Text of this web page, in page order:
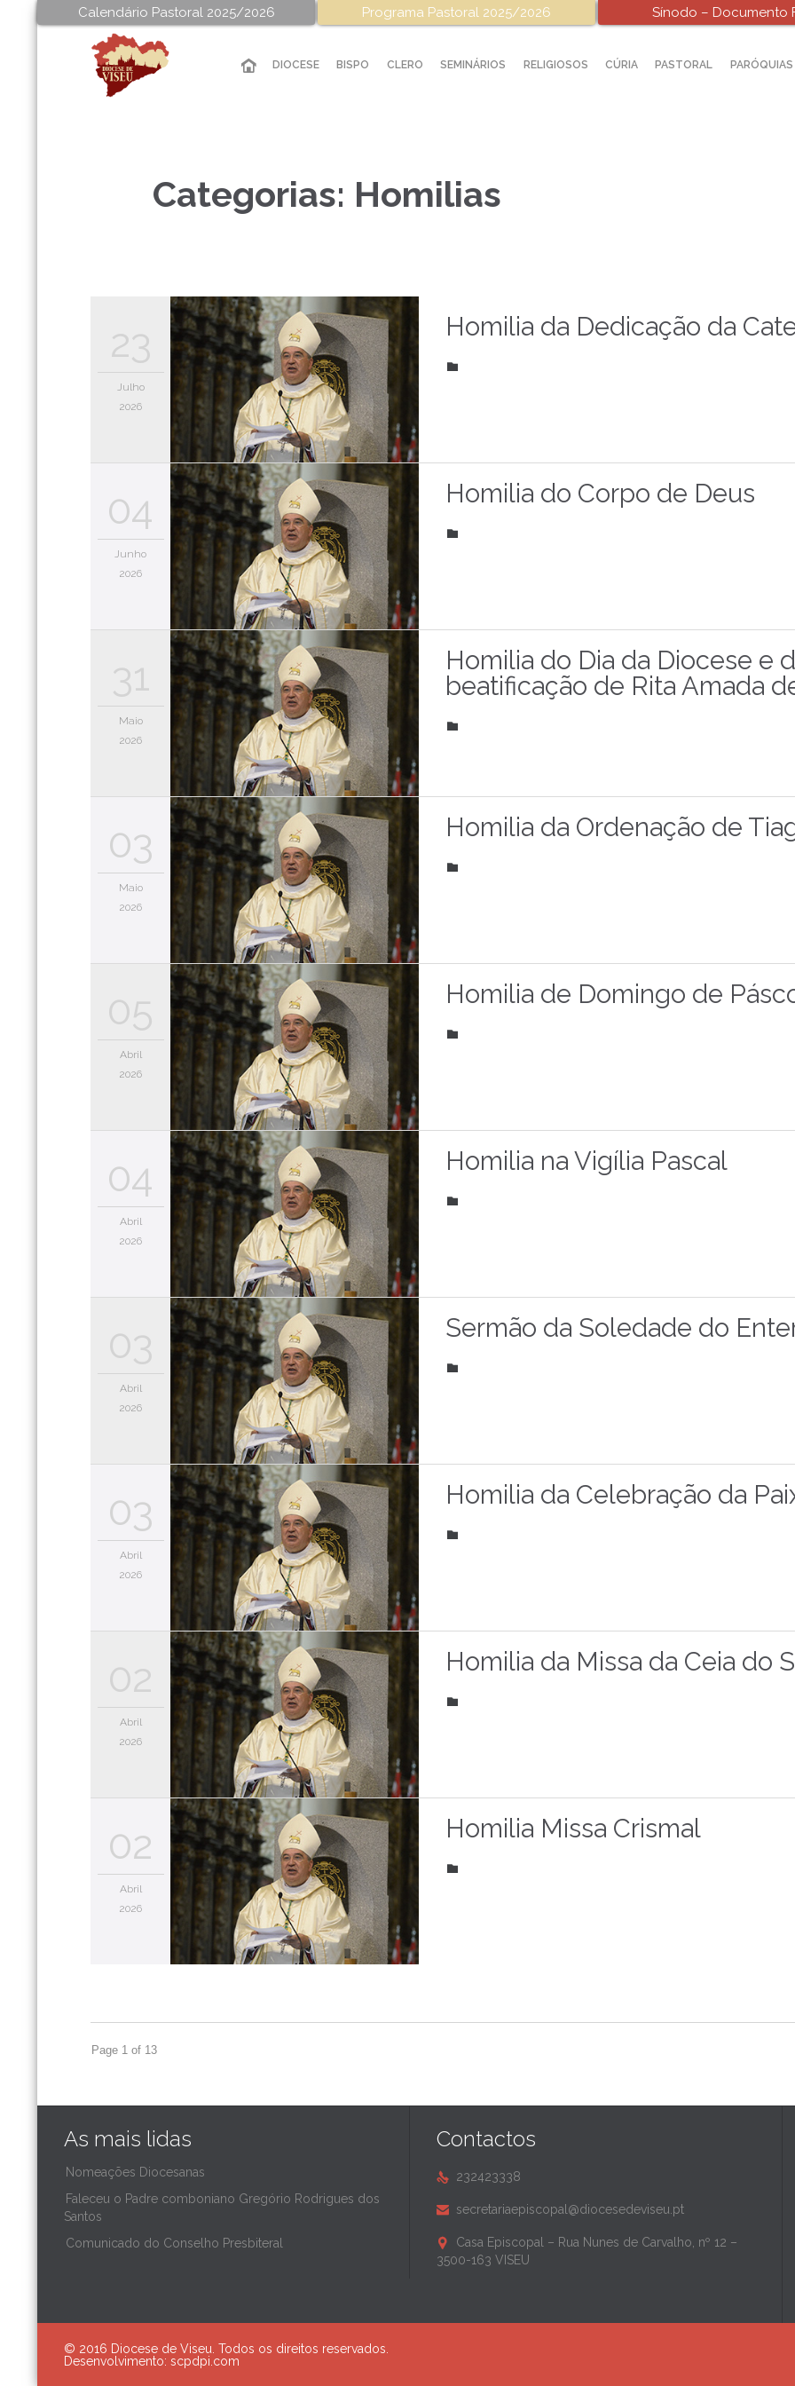
Calendário Pastoral 2025/2026 Programa Pastoral 2025/2026 Sínodo – Documento
DIOCESE BISPO CLERO SEMINÁRIOS RELIGIOSOS CÚRIA PASTORAL PARÓQUIAS
Categorias: Homilias
23
Julho
2026
Homilia da Dedicação da

04
Junho
2026
Homilia do Corpo de Deus

31
Maio
2026
Homilia do Dia da Diocese e
beatificação de Rita Amada

03
Maio
2026
Homilia da Ordenação de

05
Abril
2026
Homilia de Domingo de

04
Abril
2026
Homilia na Vigília Pascal

03
Abril
2026
Sermão da Soledade do

03
Abril
2026
Homilia da Celebração da

02
Abril
2026
Homilia da Missa da Ceia do

02
Abril
2026
Homilia Missa Crismal

Page 1 of 13
As mais lidas
Nomeações Diocesanas
Faleceu o Padre comboniano Gregório Rodrigues dos
Santos
Comunicado do Conselho Presbiteral
Contactos
 232423338
 secretariaepiscopal@diocesedeviseu.pt

Casa Episcopal – Rua Nunes de Carvalho, nº 12 –
3500-163 VISEU
© 2016 Diocese de Viseu. Todos os direitos reservados.
Desenvolvimento: scpdpi.com